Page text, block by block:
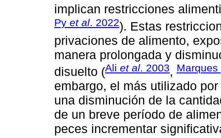
implican restricciones
Py et al. 2022). Estas
privaciones de alimento,
manera prolongada y
disuelto (Ali et al. 2003, Marques
embargo, el más utilizado
una disminución de la
de un breve período de
peces incrementar